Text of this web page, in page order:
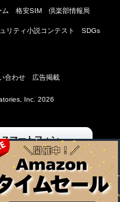
ム 格安SIM 倶楽部情報局
リティ小説コンテスト SDGs
合わせ 広告掲載
Inc. 2026
スマートフォン